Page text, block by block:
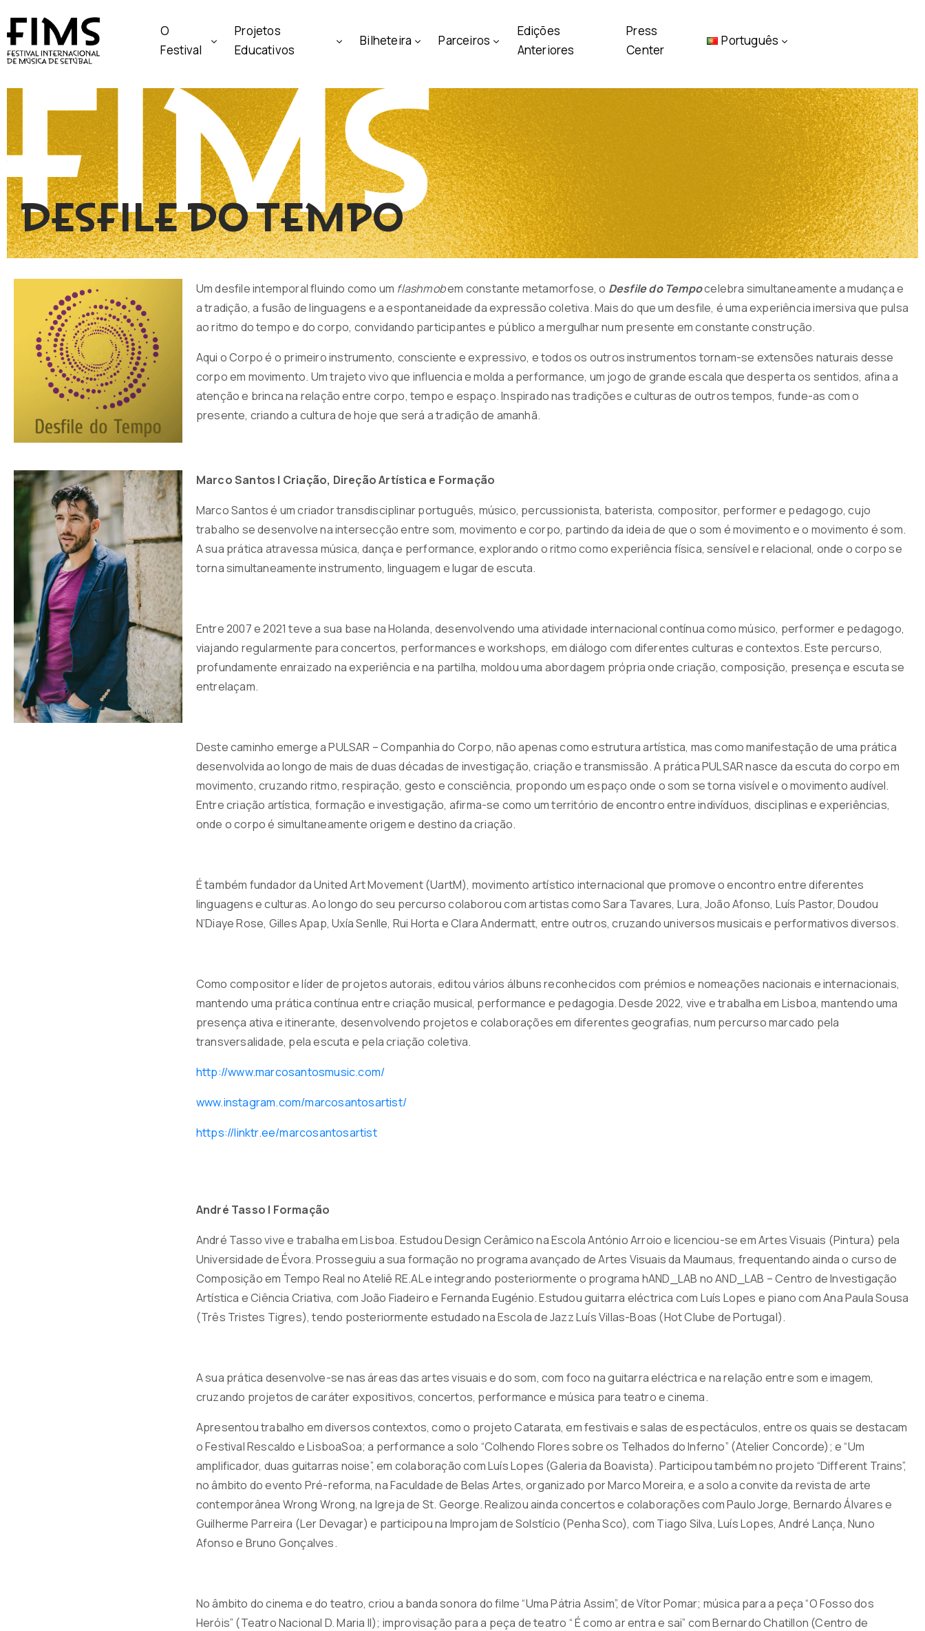
O
Festival
Projetos
Educativos
Bilheteira Parceiros
Edições
Anteriores
Press
Center
Português
Desfile do tempo
Um desfile intemporal fluindo como um flashmobem constante metamorfose, o Desfile do Tempocelebra simultaneamente a mudança e
a tradição, a fusão de linguagens e a espontaneidade da expressão coletiva. Mais do que um desfile, é uma experiência imersiva que pulsa
ao ritmo do tempo e do corpo, convidando participantes e público a mergulhar num presente em constante construção.
Aqui o Corpo é o primeiro instrumento, consciente e expressivo, e todos os outros instrumentos tornam-se extensões naturais desse
corpo em movimento. Um trajeto vivo que influencia e molda a performance, um jogo de grande escala que desperta os sentidos, afina a
atenção e brinca na relação entre corpo, tempo e espaço. Inspirado nas tradições e culturas de outros tempos, funde-as com o
presente, criando a cultura de hoje que será a tradição de amanhã.
Marco Santos | Criação, Direção Artística e Formação
Marco Santos é um criador transdisciplinar português, músico, percussionista, baterista, compositor, performer e pedagogo, cujo
trabalho se desenvolve na intersecção entre som, movimento e corpo, partindo da ideia de que o som é movimento e o movimento é som.
A sua prática atravessa música, dança e performance, explorando o ritmo como experiência física, sensível e relacional, onde o corpo se
torna simultaneamente instrumento, linguagem e lugar de escuta.
Entre 2007 e 2021 teve a sua base na Holanda, desenvolvendo uma atividade internacional contínua como músico, performer e pedagogo,
viajando regularmente para concertos, performances e workshops, em diálogo com diferentes culturas e contextos. Este percurso,
profundamente enraizado na experiência e na partilha, moldou uma abordagem própria onde criação, composição, presença e escuta se
entrelaçam.
Deste caminho emerge a PULSAR – Companhia do Corpo, não apenas como estrutura artística, mas como manifestação de uma prática
desenvolvida ao longo de mais de duas décadas de investigação, criação e transmissão. A prática PULSAR nasce da escuta do corpo em
movimento, cruzando ritmo, respiração, gesto e consciência, propondo um espaço onde o som se torna visível e o movimento audível.
Entre criação artística, formação e investigação, afirma-se como um território de encontro entre indivíduos, disciplinas e experiências,
onde o corpo é simultaneamente origem e destino da criação.
É também fundador da United Art Movement (UartM), movimento artístico internacional que promove o encontro entre diferentes
linguagens e culturas. Ao longo do seu percurso colaborou com artistas como Sara Tavares, Lura, João Afonso, Luís Pastor, Doudou
N’Diaye Rose, Gilles Apap, Uxía Senlle, Rui Horta e Clara Andermatt, entre outros, cruzando universos musicais e performativos diversos.
Como compositor e líder de projetos autorais, editou vários álbuns reconhecidos com prémios e nomeações nacionais e internacionais,
mantendo uma prática contínua entre criação musical, performance e pedagogia. Desde 2022, vive e trabalha em Lisboa, mantendo uma
presença ativa e itinerante, desenvolvendo projetos e colaborações em diferentes geografias, num percurso marcado pela
transversalidade, pela escuta e pela criação coletiva.
http://www.marcosantosmusic.com/
www.instagram.com/marcosantosartist/
https://linktr.ee/marcosantosartist
André Tasso | Formação
André Tasso vive e trabalha em Lisboa. Estudou Design Cerâmico na Escola António Arroio e licenciou-se em Artes Visuais (Pintura) pela
Universidade de Évora. Prosseguiu a sua formação no programa avançado de Artes Visuais da Maumaus, frequentando ainda o curso de
Composição em Tempo Real no Ateliê RE.AL e integrando posteriormente o programa hAND_LAB no AND_LAB – Centro de Investigação
Artística e Ciência Criativa, com João Fiadeiro e Fernanda Eugénio. Estudou guitarra eléctrica com Luís Lopes e piano com Ana Paula Sousa
(Três Tristes Tigres), tendo posteriormente estudado na Escola de Jazz Luís Villas-Boas (Hot Clube de Portugal).
A sua prática desenvolve-se nas áreas das artes visuais e do som, com foco na guitarra eléctrica e na relação entre som e imagem,
cruzando projetos de caráter expositivos, concertos, performance e música para teatro e cinema.
Apresentou trabalho em diversos contextos, como o projeto Catarata, em festivais e salas de espectáculos, entre os quais se destacam
o Festival Rescaldo e LisboaSoa; a performance a solo “Colhendo Flores sobre os Telhados do Inferno” (Atelier Concorde); e “Um
amplificador, duas guitarras noise”, em colaboração com Luís Lopes (Galeria da Boavista). Participou também no projeto “Different Trains”,
no âmbito do evento Pré-reforma, na Faculdade de Belas Artes, organizado por Marco Moreira, e a solo a convite da revista de arte
contemporânea Wrong Wrong, na Igreja de St. George. Realizou ainda concertos e colaborações com Paulo Jorge, Bernardo Álvares e
Guilherme Parreira (Ler Devagar) e participou na Improjam de Solstício (Penha Sco), com Tiago Silva, Luís Lopes, André Lança, Nuno
Afonso e Bruno Gonçalves.
No âmbito do cinema e do teatro, criou a banda sonora do filme “Uma Pátria Assim”, de Vítor Pomar; música para a peça “O Fosso dos
Heróis” (Teatro Nacional D. Maria II); improvisação para a peça de teatro “ É como ar entra e sai” com Bernardo Chatillon (Centro de